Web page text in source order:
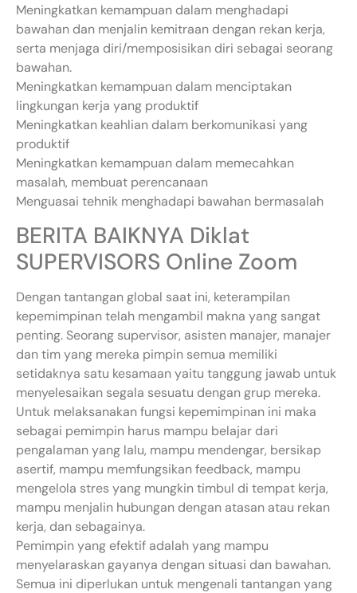
Meningkatkan kemampuan dalam menghadapi
bawahan dan menjalin kemitraan dengan rekan kerja,
serta menjaga diri/memposisikan diri sebagai seorang
bawahan.
Meningkatkan kemampuan dalam menciptakan
lingkungan kerja yang produktif
Meningkatkan keahlian dalam berkomunikasi yang
produktif
Meningkatkan kemampuan dalam memecahkan
masalah, membuat perencanaan
Menguasai tehnik menghadapi bawahan bermasalah
BERITA BAIKNYA Diklat
SUPERVISORS Online Zoom
Dengan tantangan global saat ini, keterampilan
kepemimpinan telah mengambil makna yang sangat
penting. Seorang supervisor, asisten manajer, manajer
dan tim yang mereka pimpin semua memiliki
setidaknya satu kesamaan yaitu tanggung jawab untuk
menyelesaikan segala sesuatu dengan grup mereka.
Untuk melaksanakan fungsi kepemimpinan ini maka
sebagai pemimpin harus mampu belajar dari
pengalaman yang lalu, mampu mendengar, bersikap
asertif, mampu memfungsikan feedback, mampu
mengelola stres yang mungkin timbul di tempat kerja,
mampu menjalin hubungan dengan atasan atau rekan
kerja, dan sebagainya.
Pemimpin yang efektif adalah yang mampu
menyelaraskan gayanya dengan situasi dan bawahan.
Semua ini diperlukan untuk mengenali tantangan yang